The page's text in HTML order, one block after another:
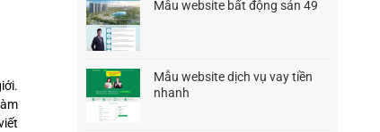
1.500.000₫.
là:
Mẫu website bất động sản 49
1.500.000₫.
1.200.000₫.
Mẫu website dịch vụ vay tiền
nhanh